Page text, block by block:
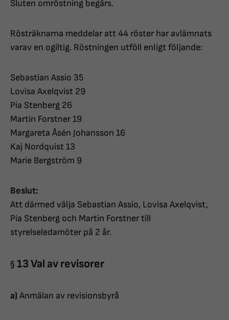
Sluten omröstning begärs.
Rösträknarna meddelar att 44 röster har avlämnats
varav en ogiltig. Röstningen utföll enligt följande:
Sebastian Assio 35
Lovisa Axelqvist 29
Pia Stenberg 26
Martin Forstner 19
Margareta Åsén Johansson 16
Kaj Nordquist 13
Marie Bergström 9
Beslut:
Att därmed välja Sebastian Assio, Lovisa Axelqvist,
Pia Stenberg och Martin Forstner till
styrelseledamöter på 2 år.
§ 13 Val av revisorer
a) Anmälan av revisionsbyrå